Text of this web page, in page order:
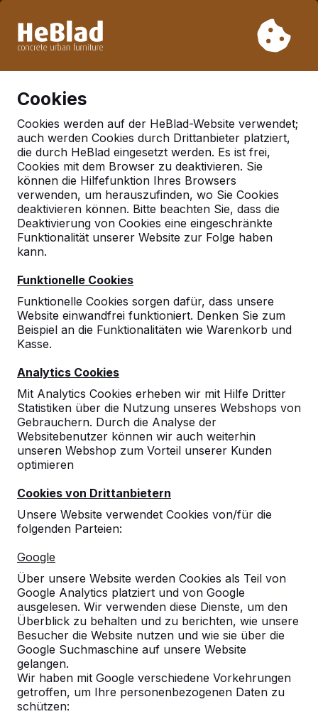
Woche 33 nicht. Bitte berücksichtigen Sie daher längere
Cookies
Cookies werden auf der HeBlad-Website verwendet;
auch werden Cookies durch Drittanbieter platziert,
die durch HeBlad eingesetzt werden. Es ist frei,
Cookies mit dem Browser zu deaktivieren. Sie
können die Hilfefunktion Ihres Browsers
verwenden, um herauszufinden, wo Sie Cookies
deaktivieren können. Bitte beachten Sie, dass die
Deaktivierung von Cookies eine eingeschränkte
Funktionalität unserer Website zur Folge haben
kann.
Funktionelle Cookies
Funktionelle Cookies sorgen dafür, dass unsere
Website einwandfrei funktioniert. Denken Sie zum
Beispiel an die Funktionalitäten wie Warenkorb und
Kasse.
Analytics Cookies
Mit Analytics Cookies erheben wir mit Hilfe Dritter
Statistiken über die Nutzung unseres Webshops von
Gebrauchern. Durch die Analyse der
Websitebenutzer können wir auch weiterhin
unseren Webshop zum Vorteil unserer Kunden
optimieren
Cookies von Drittanbietern
Unsere Website verwendet Cookies von/für die
folgenden Parteien:
Google
Über unsere Website werden Cookies als Teil von
Google Analytics platziert und von Google
ausgelesen. Wir verwenden diese Dienste, um den
Überblick zu behalten und zu berichten, wie unsere
Besucher die Website nutzen und wie sie über die
Google Suchmaschine auf unsere Website
gelangen.
Wir haben mit Google verschiedene Vorkehrungen
getroffen, um Ihre personenbezogenen Daten zu
schützen:
Deutschland
Referenties in:Lunen
Geen reviews gevonden voor deze
locatie.
Referenzen
Unsere Produkte finden Sie in ganz Europa
und darüber hinaus. Sehen Sie hier, wo Sie
ein HeBlad-Produkt in Ihrer Nähe finden.
Produkt
Alles anzeigen
Kategorie